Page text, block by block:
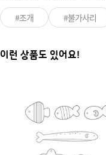
#조개 #불가사리
이런 상품도 있어요!